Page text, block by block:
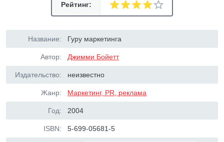
Рейтинг:
Название: Гуру маркетинга
Автор: Джимми Бойетт
Издательство: неизвестно
Жанр: Маркетинг, PR, реклама
Год: 2004
ISBN: 5-699-05681-5